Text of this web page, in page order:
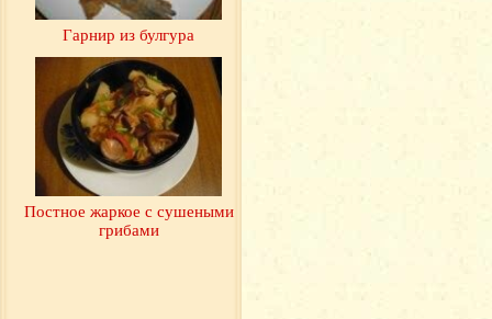
Гарнир из булгура
Постное жаркое с сушеными
грибами